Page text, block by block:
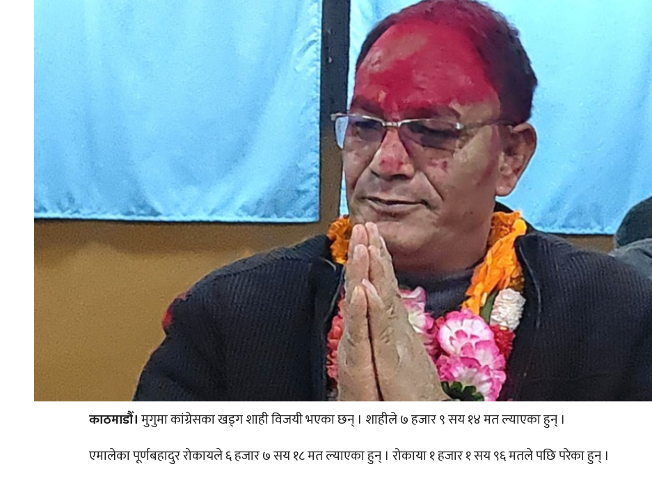
काठमाडौँ।मुगुमा कांग्रेसका खड्ग शाही विजयी भएका छन् । शाहीले ७ हजार ९ सय १४ मत ल्याएका हुन् ।
एमालेका पूर्णबहादुर रोकायले ६ हजार ७ सय १८ मत ल्याएका हुन् । रोकाया १ हजार १ सय ९६ मतले पछि परेका हुन् ।